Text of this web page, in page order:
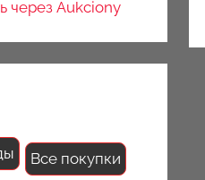
через Aukciony
Все покупки